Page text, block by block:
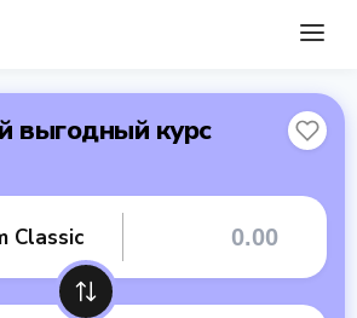
выгодный курс
Classic